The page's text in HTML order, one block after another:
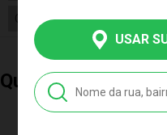
USAR
Cor Produto
Quem Comprou,